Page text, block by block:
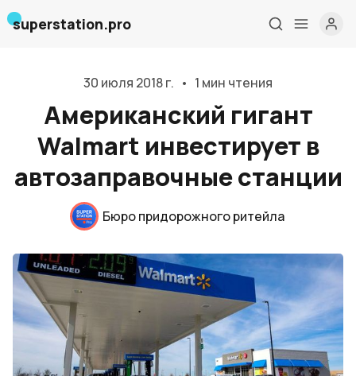
Дизайн и проектирование
Консалтинг и обучение
Блог
События
superstation.pro
30 июля 2018 г. • 1 мин чтения
Американский гигант
Walmart инвестирует в
автозаправочные станции
Бюро придорожного ритейла